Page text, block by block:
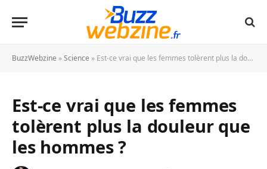
BuzzWebzine »Science » Est-ce vrai que les femmes tolèrent plus la douleur que les hommes ?
Est-ce vrai que les femmes
tolèrent plus la douleur que
les hommes ?